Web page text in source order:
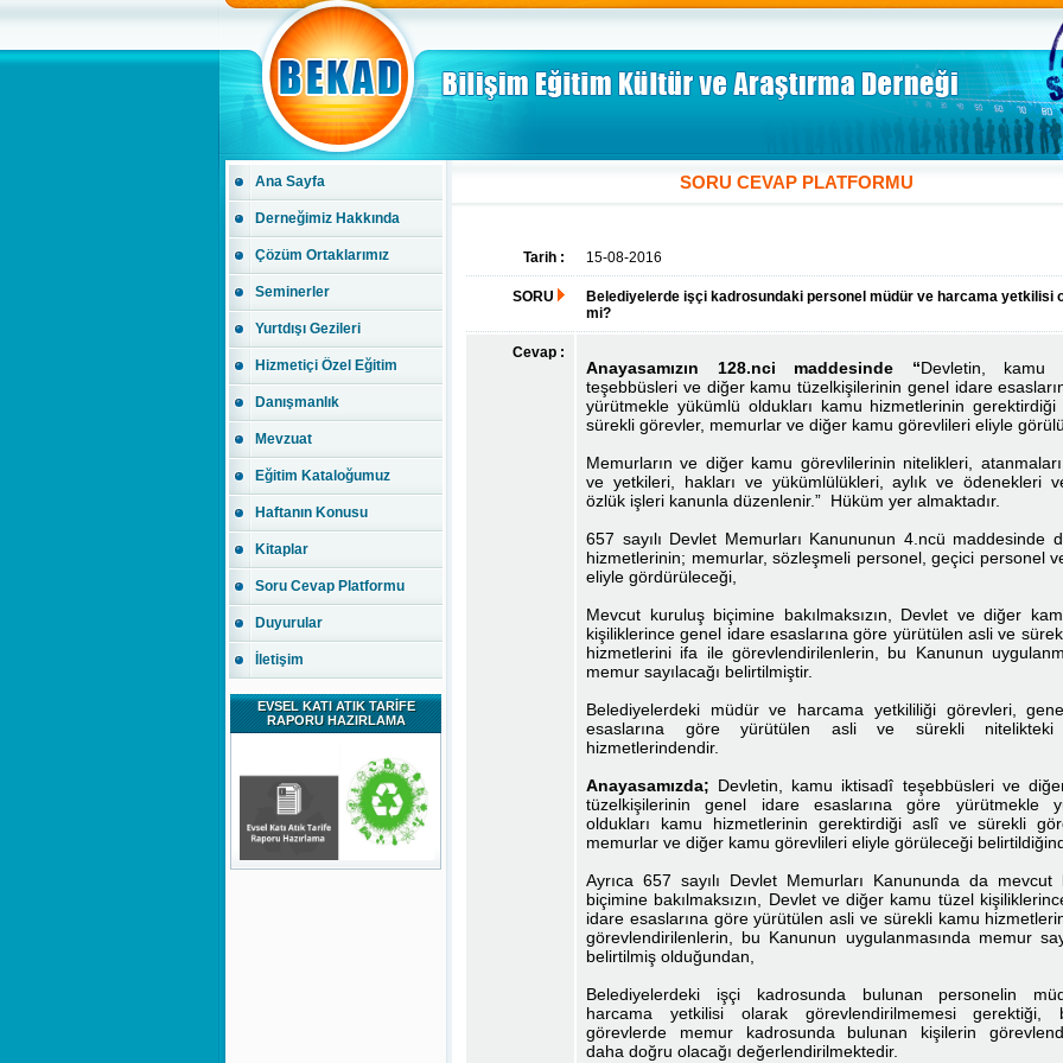
Ana Sayfa
Derneğimiz Hakkında
Çözüm Ortaklarımız
Seminerler
Yurtdışı Gezileri
Hizmetiçi Özel Eğitim
Danışmanlık
Mevzuat
Eğitim Kataloğumuz
Haftanın Konusu
Kitaplar
Soru Cevap Platformu
Duyurular
İletişim
EVSEL KATI ATIK TARİFE
RAPORU HAZIRLAMA
SORU CEVAP PLATFORMU
Tarih : 15-08-2016
SORU
Belediyelerde işçi kadrosundaki personel müdür ve harcama yetkilisi
mi?
Cevap :
Anayasamızın 128.nci maddesinde “Devletin, kamu
teşebbüsleri ve diğer kamu tüzelkişilerinin genel idare
yürütmekle yükümlü oldukları kamu hizmetlerinin
sürekli görevler, memurlar ve diğer kamu görevlileri eliyle
Memurların ve diğer kamu görevlilerinin nitelikleri,
ve yetkileri, hakları ve yükümlülükleri, aylık ve ödenekleri
özlük işleri kanunla düzenlenir.” Hüküm yer almaktadır.
657 sayılı Devlet Memurları Kanununun 4.ncü maddesinde
hizmetlerinin; memurlar, sözleşmeli personel, geçici personel
eliyle gördürüleceği,
Mevcut kuruluş biçimine bakılmaksızın, Devlet ve diğer
kişiliklerince genel idare esaslarına göre yürütülen asli ve
hizmetlerini ifa ile görevlendirilenlerin, bu Kanunun
memur sayılacağı belirtilmiştir.
Belediyelerdeki müdür ve harcama yetkililiği görevleri,
esaslarına göre yürütülen asli ve sürekli nitelikteki
hizmetlerindendir.
Anayasamızda; Devletin, kamu iktisadî teşebbüsleri ve
tüzelkişilerinin genel idare esaslarına göre yürütmekle
oldukları kamu hizmetlerinin gerektirdiği aslî ve sürekli
memurlar ve diğer kamu görevlileri eliyle görüleceği
Ayrıca 657 sayılı Devlet Memurları Kanununda da mevcut
biçimine bakılmaksızın, Devlet ve diğer kamu tüzel
idare esaslarına göre yürütülen asli ve sürekli kamu
görevlendirilenlerin, bu Kanunun uygulanmasında memur
belirtilmiş olduğundan,
Belediyelerdeki işçi kadrosunda bulunan personelin
harcama yetkilisi olarak görevlendirilmemesi
görevlerde memur kadrosunda bulunan kişilerin
daha doğru olacağı değerlendirilmektedir.